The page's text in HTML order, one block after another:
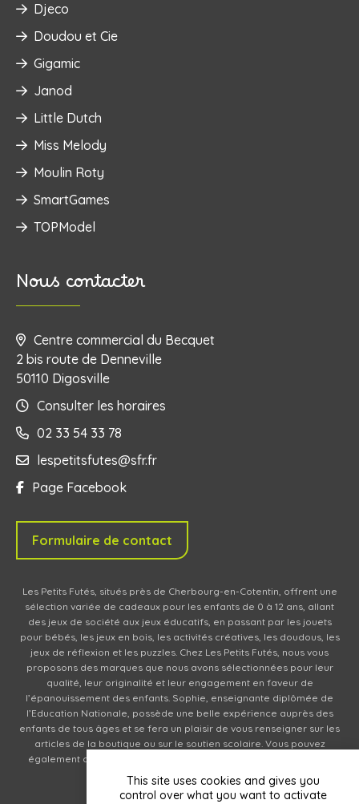
Djeco
Doudou et Cie
Gigamic
Janod
Little Dutch
Miss Melody
Moulin Roty
SmartGames
TOPModel
Nous contacter
Centre commercial du Becquet
2 bis route de Denneville
50110 Digosville
Consulter les horaires
02 33 54 33 78
lespetitsfutes@sfr.fr
Page Facebook
Formulaire de contact
Les Petits Futés, situés près de Cherbourg-en-Cotentin, offrent une
sélection variée de cadeaux pour les enfants de 0 à 12 ans, allant
des jeux de société aux jeux éducatifs, en passant par les jouets
pour bébés, les jeux en bois, les activités créatives, les doudous, les
jeux de réflexion et les puzzles. Chez Les Petits Futés, nous vous
proposons des marques que nous avons sélectionnées pour leur
qualité, leur originalité et leur engagement en faveur de
l’épanouissement des enfants. Sophie, enseignante diplômée de
l’Education Nationale, possède une belle expérience auprès des
enfants de tous âges et se fera un plaisir de vous renseigner sur les
articles de la boutique ou sur le soutien scolaire. Vous pouvez
également commander des produits en ligne (livraison en relais
partout en France).
This site uses cookies and gives you
control over what you want to activate